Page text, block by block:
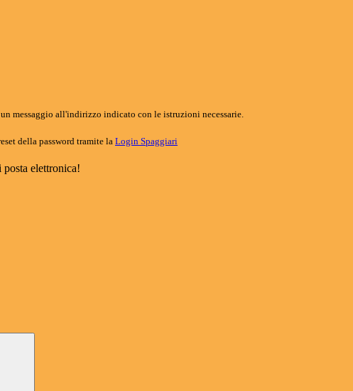
messaggio all'indirizzo indicato con le istruzioni necessarie.
della password tramite la Login Spaggiari
elettronica!